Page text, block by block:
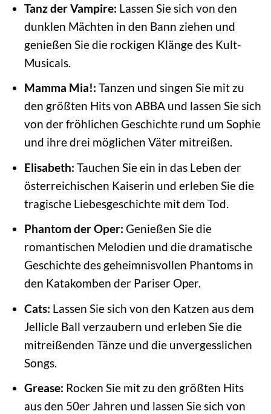
Tanz der Vampire: Lassen Sie sich von den
dunklen Mächten in den Bann ziehen und
genießen Sie die rockigen Klänge des Kult-
Musicals.
Mamma Mia!: Tanzen und singen Sie mit zu
den größten Hits von ABBA und lassen Sie sich
von der fröhlichen Geschichte rund um Sophie
und ihre drei möglichen Väter mitreißen.
Elisabeth: Tauchen Sie ein in das Leben der
österreichischen Kaiserin und erleben Sie die
tragische Liebesgeschichte mit dem Tod.
Phantom der Oper: Genießen Sie die
romantischen Melodien und die dramatische
Geschichte des geheimnisvollen Phantoms in
den Katakomben der Pariser Oper.
Cats: Lassen Sie sich von den Katzen aus dem
Jellicle Ball verzaubern und erleben Sie die
mitreißenden Tänze und die unvergesslichen
Songs.
Grease: Rocken Sie mit zu den größten Hits
aus den 50er Jahren und lassen Sie sich von